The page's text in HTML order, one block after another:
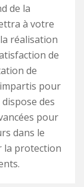
de la
à votre
réalisation
de
de
pour
des
pour
dans le
la protection